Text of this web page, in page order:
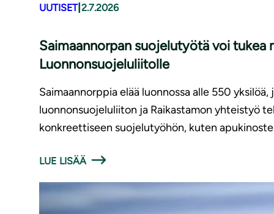
UUTISET| 2.7.2026
Saimaannorpan suojelutyötä voi tukea
Luonnonsuojeluliitolle
Saimaannorppia elää luonnossa alle 550
luonnonsuojeluliiton ja Raikastamon yhteistyö
konkreettiseen suojelutyöhön, kuten
LUE LISÄÄ